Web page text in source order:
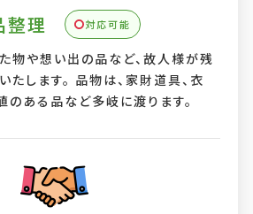
整理 対応可能
物や想い出の品など、故人様が残
たします。 品物は、家財道具、衣
のある品など多岐に渡ります。